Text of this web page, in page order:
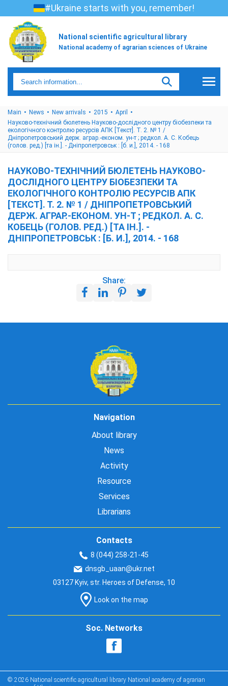
#Ukraine starts with you, remember!
National scientific agricultural library
National academy of agrarian sciences of Ukraine
Main News New arrivals 2015
April
Науково-технічний бюлетень Науково-дослідного центру біобезпеки та
екологічного контролю ресурсів АПК [Текст]. Т. 2. № 1 /
Дніпропетровський держ. аграр.-економ. ун-т ; редкол. А. С. Кобець
(голов. ред.) [та ін.]. - Дніпропетровськ : [б. и.], 2014. - 168
НАУКОВО-ТЕХНІЧНИЙ БЮЛЕТЕНЬ НАУКОВО-
ДОСЛІДНОГО ЦЕНТРУ БІОБЕЗПЕКИ ТА
ЕКОЛОГІЧНОГО КОНТРОЛЮ РЕСУРСІВ АПК
[ТЕКСТ]. Т. 2. № 1 / ДНІПРОПЕТРОВСЬКИЙ
ДЕРЖ. АГРАР.-ЕКОНОМ. УН-Т ; РЕДКОЛ. А. С.
КОБЕЦЬ (ГОЛОВ. РЕД.) [ТА ІН.]. -
ДНІПРОПЕТРОВСЬК : [Б. И.], 2014. - 168
Share:
Navigation
About library
News
Activity
Resource
Services
Librarians
Contacts
8 (044) 258-21-45
dnsgb_uaan@ukr.net
03127 Kyiv, str. Heroes of Defense, 10
Look on the map
Soc. Networks
© 2026 National scientific agricultural library National academy of agrarian